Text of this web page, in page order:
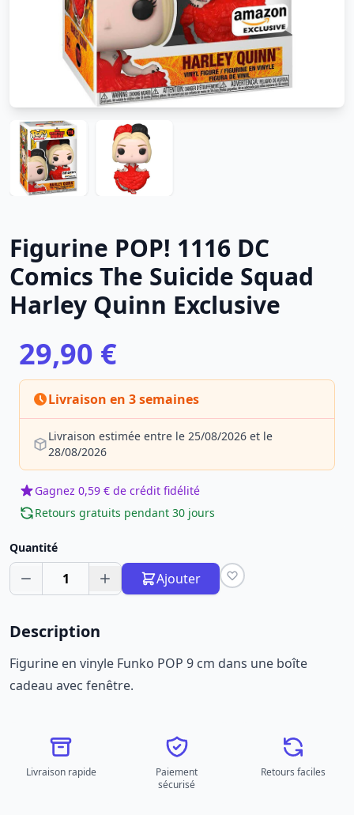
Figurine POP! 1116 DC
Comics The Suicide Squad
Harley Quinn Exclusive
29,90 €
Livraison en 3 semaines
Livraison estimée entre le 25/08/2026 et le
28/08/2026
Gagnez 0,59 € de crédit fidélité
Retours gratuits pendant 30 jours
Quantité
1 Ajouter
Description
Figurine en vinyle Funko POP 9 cm dans une boîte
cadeau avec fenêtre.
Livraison rapide
Paiement
sécurisé
Retours faciles